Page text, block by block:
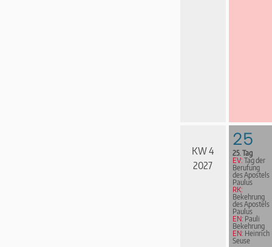
KW 4
2027
25
25. Tag
EV: Tag der
Berufung
des Apostels
Paulus
RK:
Bekehrung
des Apostels
Paulus
EN: Pauli
Bekehrung
EN: Heinrich
Seuse